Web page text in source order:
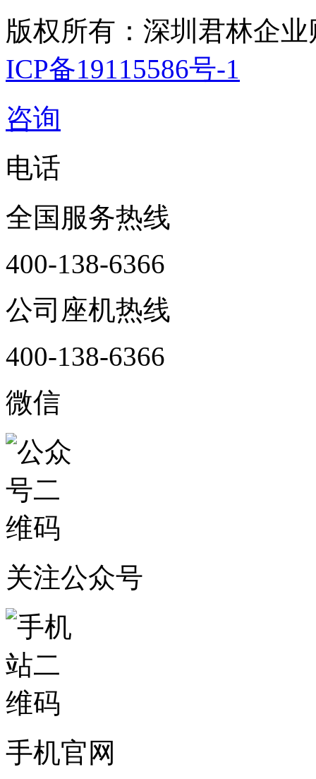
版权所有：深圳君林企
ICP备19115586号-1
咨询
电话
全国服务热线
400-138-6366
公司座机热线
400-138-6366
微信
关注公众号
手机官网